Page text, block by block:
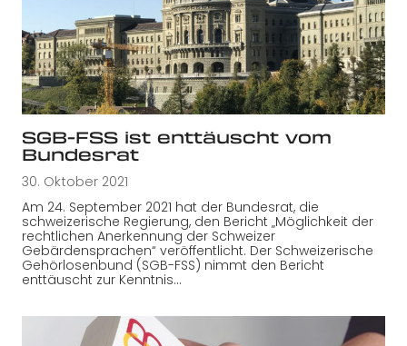
SGB-FSS ist enttäuscht vom
Bundesrat
30. Oktober 2021
Am 24. September 2021 hat der Bundesrat, die
schweizerische Regierung, den Bericht „Möglichkeit der
rechtlichen Anerkennung der Schweizer
Gebärdensprachen“ veröffentlicht. Der Schweizerische
Gehörlosenbund (SGB-FSS) nimmt den Bericht
enttäuscht zur Kenntnis…